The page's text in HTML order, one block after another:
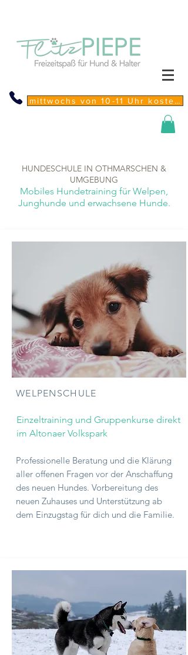
mittwochs von 10-11 Uhr kostenfreie Sprechstunde
HUNDESCHULE IN OTHMARSCHEN &
UMGEBUNG
Mobiles Hundetraining für Welpen,
Junghunde und erwachsene Hunde.
WELPENSCHULE
Einzeltraining und Gruppenkurse direkt
im Altonaer Volkspark
Professionelle Beratung und die Klärung
aller offenen Fragen vor der Anschaffung
des neuen Hundes. Vorbereitung des
neuen Zuhauses und Unterstützung ab
dem Einzugstag für dich und die Familie.